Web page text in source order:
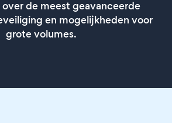
de meest geavanceerde
en mogelijkheden voor
grote volumes.